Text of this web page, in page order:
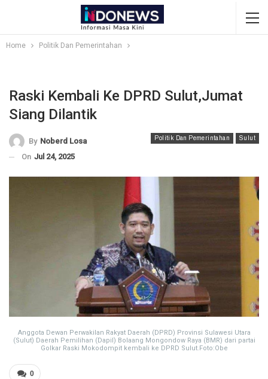
Home Politik Dan Pemerintahan
Raski Kembali Ke DPRD Sulut,Jumat
Siang Dilantik
Politik Dan Pemerintahan Sulut
By Noberd Losa
On Jul 24, 2025
Anggota Dewan Perwakilan Rakyat Daerah (DPRD) Provinsi Sulawesi Utara
(Sulut) Daerah Pemilihan (Dapil) Bolaang Mongondow Raya (BMR) dari partai
Golkar Raski Mokodompit kembali ke DPRD Sulut.Foto:Obe
0